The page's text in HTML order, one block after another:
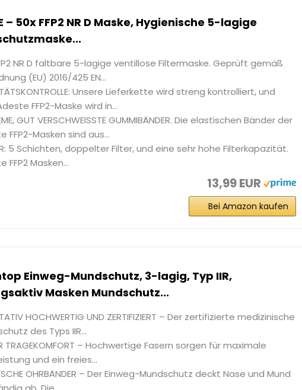
– 50x FFP2 NR D Maske, Hygienische 5-lagige
NR D faltbare 5-lagige ventillose Filtermaske. Geprüft gemäß
(EU) 2016/425 EN...
Unsere Lieferkette wird streng kontrolliert, und
FFP2-Maske wird in...
GUT VERSCHWEISSTE GUMMIBÄNDER. Die elastischen Bänder der
FFP2-Masken sind aus...
5 Schichten, doppelter Filter, und eine sehr hohe Filterkapazität.
FFP2 Masken...
13,99 EUR
Bei Amazon kaufen
Einweg-Mundschutz, 3-lagig, Typ IIR,
Masken Mundschutz...
HOCHWERTIG UND ZERTIFIZIERT – Der zertifizierte medizinische
des Typs IIR...
TRAGEKOMFORT – Hochwertige Fasern sorgen für maximale
und ein freies...
OHRBÄNDER – Der Einweg-Mundschutz deckt Nase und Mund